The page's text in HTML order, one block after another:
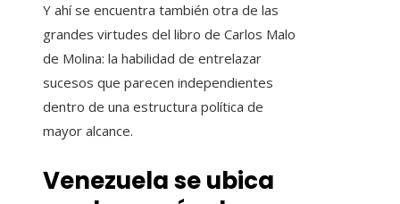
Y ahí se encuentra también otra de las
grandes virtudes del libro de Carlos Malo
de Molina: la habilidad de entrelazar
sucesos que parecen independientes
dentro de una estructura política de
mayor alcance.
Venezuela se ubica